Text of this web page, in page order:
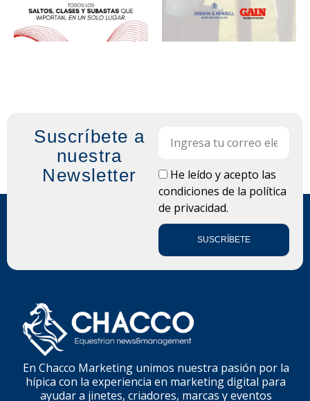
Suscríbete a
nuestra
Newsletter
LOPDHe leído y acepto las
condiciones de la política
de privacidad.
SUSCRÍBETE
En Chacco Marketing unimos nuestra pasión por la
hípica con la experiencia en marketing digital para
ayudar a jinetes, criadores, marcas y eventos